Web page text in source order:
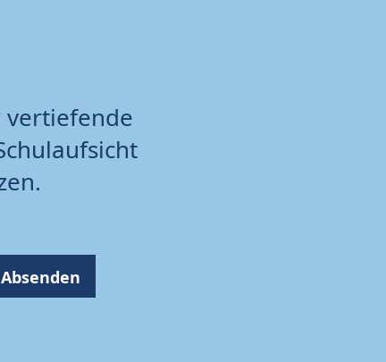
vertiefende
Absenden